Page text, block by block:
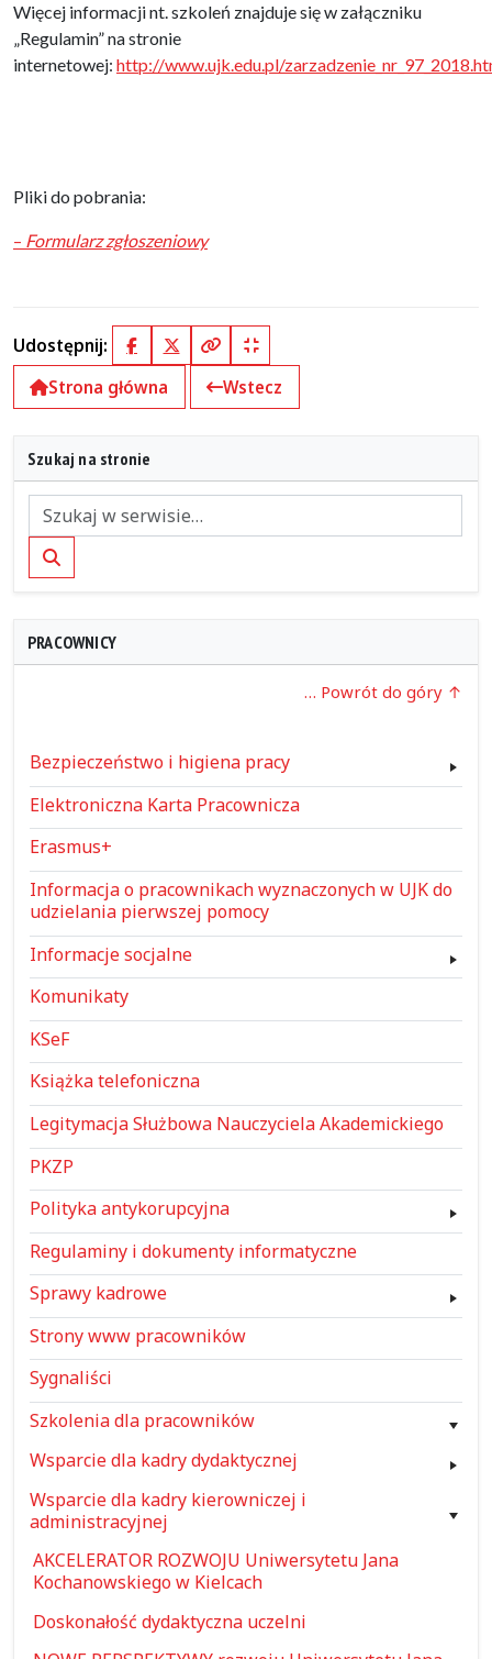
Więcej informacji nt. szkoleń znajduje się w załączniku
„Regulamin” na stronie
internetowej: http://www.ujk.edu.pl/
Pliki do pobrania:
– Formularz zgłoszeniowy
Udostępnij: FacebookX (Twitter)
Kopiuj pełny link
Kopiuj krótki link
Strona główna
Wstecz
Szukaj na stronie
Szukaj
PRACOWNICY
… Powrót do góry
Bezpieczeństwo i higiena pracy
Elektroniczna Karta Pracownicza
Erasmus+
Informacja o pracownikach wyznaczonych w UJK do
udzielania pierwszej pomocy
Informacje socjalne
Komunikaty
KSeF
Książka telefoniczna
Legitymacja Służbowa Nauczyciela Akademickiego
PKZP
Polityka antykorupcyjna
Regulaminy i dokumenty informatyczne
Sprawy kadrowe
Strony www pracowników
Sygnaliści
Szkolenia dla pracowników
Wsparcie dla kadry dydaktycznej
Wsparcie dla kadry kierowniczej i
administracyjnej
AKCELERATOR ROZWOJU Uniwersytetu Jana
Kochanowskiego w Kielcach
Doskonałość dydaktyczna uczelni